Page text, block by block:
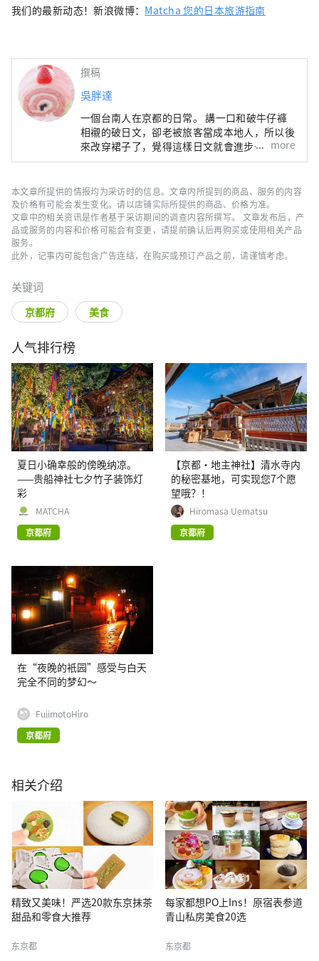
我们的最新动态！新浪微博： Matcha 您的日本旅游指南
撰稿
吳胖達
一個台南人在京都的日常。 講一口和破牛仔褲
相襯的破日文，卻老被旅客當成本地人，所以後
來改穿裙子了，覺得這樣日文就會進步一些，現
在正一邊用力品味異國文化與生活，一邊想念在
卻經常忘記帶記憶卡，所以揹著相機練身體，是
我在京都最常用的減肥方法。我的《阿廢日
記》：http://pandaandsoda.blogspot.jp/ 或
是臉書搜尋：吳胖達，看到饅頭就是我了！
more
本文章所提供的情报均为采访时的信息。文章内所提到的商品、服务的内容
及价格有可能会发生变化。请以店铺实际所提供的商品、价格为准。
文章中的相关资讯是作者基于采访期间的调查内容所撰写。 文章发布后，产
品或服务的内容和价格可能会有变更，请提前确认后再购买或使用相关产品
服务。
此外，记事内可能包含广告连结，在购买或预订产品之前，请谨慎考虑。
关键词
京都府 美食
人气排行榜
夏日小确幸般的傍晚纳凉。
——贵船神社七夕竹子装饰灯
彩
MATCHA
京都府
【京都·地主神社】清水寺内
的秘密基地，可实现您7个愿
望哦？！
Hiromasa Uematsu
京都府
在“夜晚的衹园”感受与白天
完全不同的梦幻～
FujimotoHiro
京都府
相关介绍
精致又美味！严选20款东京抹茶
甜品和零食大推荐
东京都
每家都想PO上Ins！原宿表参道
青山私房美食20选
东京都